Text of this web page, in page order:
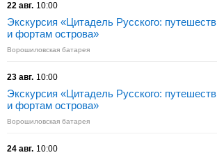
22 авг. 10:00
Экскурсия «Цитадель Русского:
и фортам острова»
Ворошиловская батарея
23 авг. 10:00
Экскурсия «Цитадель Русского:
и фортам острова»
Ворошиловская батарея
24 авг. 10:00